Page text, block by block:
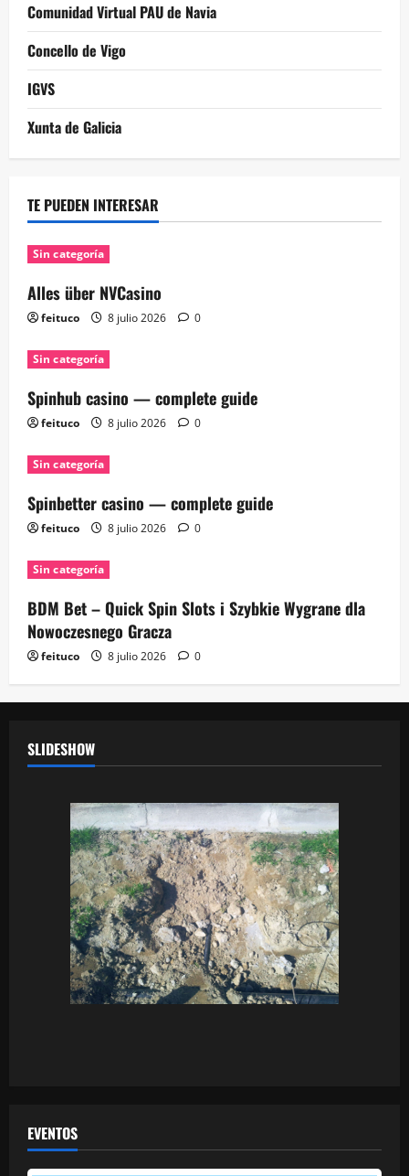
Comunidad Virtual PAU de Navia
Concello de Vigo
IGVS
Xunta de Galicia
TE PUEDEN INTERESAR
Sin categoría
Alles über NVCasino
feituco 8 julio 2026 0
Sin categoría
Spinhub casino — complete guide
feituco 8 julio 2026 0
Sin categoría
Spinbetter casino — complete guide
feituco 8 julio 2026 0
Sin categoría
BDM Bet – Quick Spin Slots i Szybkie Wygrane dla
Nowoczesnego Gracza
feituco 8 julio 2026 0
SLIDESHOW
EVENTOS